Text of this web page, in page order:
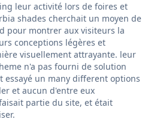
leur activité lors de foires et
shades cherchait un moyen de
pour montrer aux visiteurs la
conceptions légères et
visuellement attrayante. leur
n'a pas fourni de solution
essayé un many different options
et aucun d'entre eux
partie du site, et était